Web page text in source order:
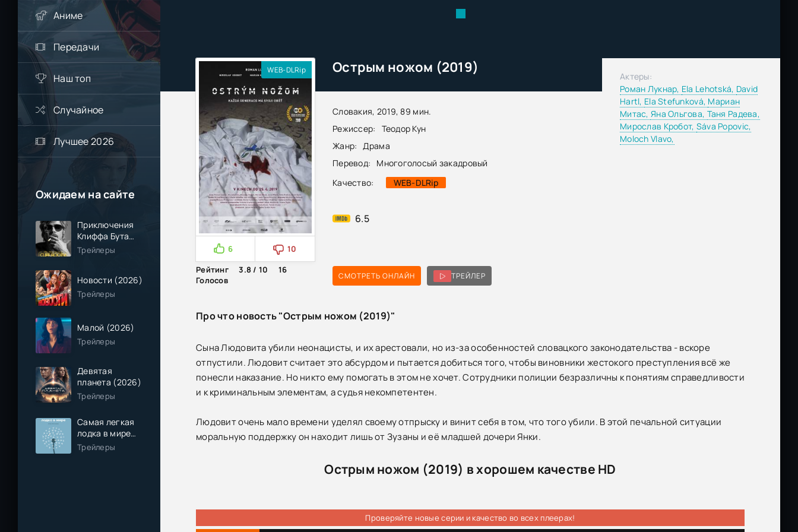
Аниме
Передачи
Наш топ
Случайное
Лучшее 2026
Ожидаем на сайте
Приключения
Клиффа Бута
(2026)
Трейлеры
Новости (2026)
Трейлеры
Малой (2026)
Трейлеры
Девятая
планета (2026)
Трейлеры
Самая легкая
лодка в мире
(2026)
Трейлеры
Острым ножом (2019)
Словакия, 2019, 89 мин.
Режиссер:
Теодор Кун
Жанр:
Драма
Перевод:
Многоголосый закадровый
Качество:
WEB-DLRip
6.5
WEB-DLRip
6
10
Рейтинг
3.8 / 10
16
Голосов
СМОТРЕТЬ ОНЛАЙН ТРЕЙЛЕР
Актеры:
Роман Лукнар, Ela Lehotská, David
Hartl, Ela Stefunková, Мариан
Митас, Яна Ольгова, Таня Радева,
Мирослав Кробот, Sáva Popovic,
Moloch Vlavo,
Про что новость "Острым ножом (2019)"
Сына Людовита убили неонацисты, и их арестовали, но из-за особенностей словацкого законодательства - вскоре
отпустили. Людовит считает это абсурдом и пытается добиться того, чтобы виновники жестокого преступления всё же
понесли наказание. Но никто ему помогать в этом не хочет. Сотрудники полиции безразличны к понятиям справедливости
и к криминальным элементам, а судья некомпетентен.
Людовит очень мало времени уделял своему отпрыску и винит себя в том, что того убили. В этой печальной ситуации
моральную поддержку он находит лишь от Зузаны и её младшей дочери Янки.
Острым ножом (2019) в хорошем качестве HD
Проверяйте новые серии и качество во всех плеерах!